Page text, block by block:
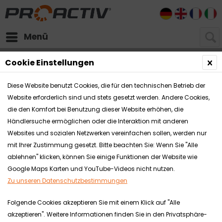
Menü
DE EN FR
Pedelecs
Cookie Einstellungen
Diese Website benutzt Cookies, die für den technischen Betrieb der
Website erforderlich sind und stets gesetzt werden. Andere Cookies,
die den Komfort bei Benutzung dieser Website erhöhen, die
Händlersuche ermöglichen oder die Interaktion mit anderen
Websites und sozialen Netzwerken vereinfachen sollen, werden nur
mit Ihrer Zustimmung gesetzt. Bitte beachten Sie: Wenn Sie "Alle
ablehnen" klicken, können Sie einige Funktionen der Website wie
Google Maps Karten und YouTube-Videos nicht nutzen.
Zu unseren Datenschutzbestimmungen
Folgende Cookies akzeptieren Sie mit einem Klick auf "Alle
akzeptieren". Weitere Informationen finden Sie in den Privatsphäre-